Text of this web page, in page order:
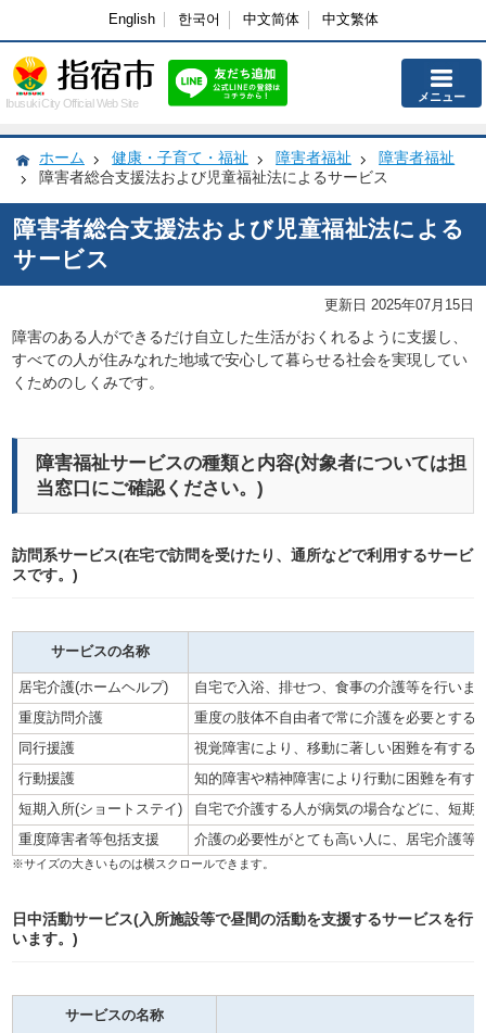
English 한국어 中文简体 中文繁体
Ibusuki City Official Web Site メニュー
ホーム 健康・子育て・福祉 障害者福祉
障害者福祉
障害者総合支援法および児童福祉法によるサービス
障害者総合支援法および児童福祉法による
サービス
更新日 2025年07月15日
障害のある人ができるだけ自立した生活がおくれるように支援し、
すべての人が住みなれた地域で安心して暮らせる社会を実現してい
くためのしくみです。
障害福祉サービスの種類と内容(対象者については担
当窓口にご確認ください。)
訪問系サービス(在宅で訪問を受けたり、通所などで利用するサービ
スです。)
サービスの名称
居宅介護(ホームヘルプ)
自宅で入浴、排せつ、食事の介護等を行いま
重度訪問介護
重度の肢体不自由者で常に介護を必要とする
同行援護
視覚障害により、移動に著しい困難を有する
行動援護
知的障害や精神障害により行動に困難を有す
短期入所(ショートステイ)
自宅で介護する人が病気の場合などに、短期
重度障害者等包括支援
介護の必要性がとても高い人に、居宅介護等
日中活動サービス(入所施設等で昼間の活動を支援するサービスを行
います。)
サービスの名称